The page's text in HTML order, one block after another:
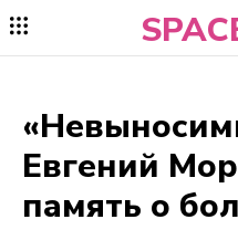
Евгений
память о